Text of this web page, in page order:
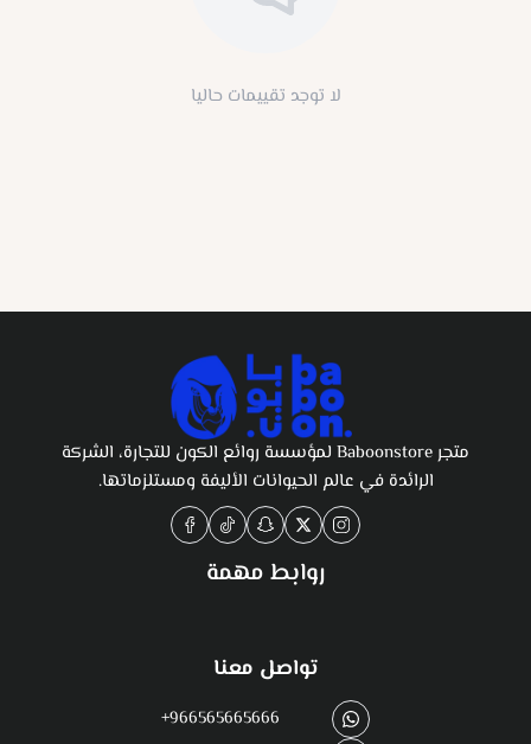
لا توجد تقييمات حاليا
متجر Baboonstore لمؤسسة روائع الكون للتجارة، الشركة
الرائدة في عالم الحيوانات الأليفة ومستلزماتها.
روابط مهمة
تواصل معنا
+966565665666